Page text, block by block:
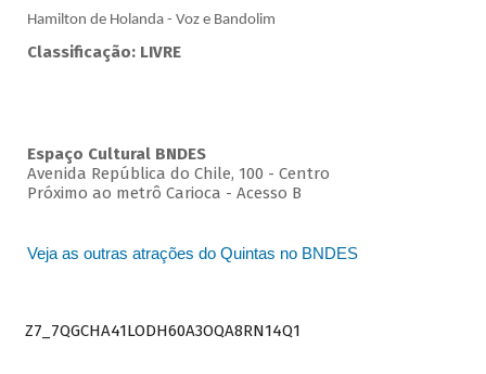
Hamilton de Holanda - Voz e Bandolim
Classificação: LIVRE
Espaço Cultural BNDES
Avenida República do Chile, 100 - Centro
Próximo ao metrô Carioca - Acesso B
Veja as outras atrações do Quintas no BNDES
Z7_7QGCHA41LODH60A3OQA8RN14Q1